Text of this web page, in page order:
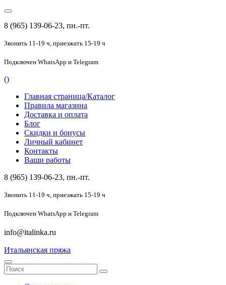
8 (965) 139-06-23, пн.-пт.
Звонить 11-19 ч, приезжать 15-19 ч
Подключен WhatsApp и Telegram
()
Главная страница/Каталог
Правила магазина
Доставка и оплата
Блог
Скидки и бонусы
Личный кабинет
Контакты
Ваши работы
8 (965) 139-06-23, пн.-пт.
Звонить 11-19 ч, приезжать 15-19 ч
Подключен WhatsApp и Telegram
info@italinka.ru
Итальянская пряжа